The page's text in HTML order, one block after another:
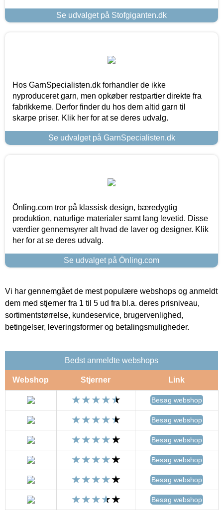
Se udvalget på Stofgiganten.dk
Hos GarnSpecialisten.dk forhandler de ikke
nyproduceret garn, men opkøber restpartier direkte fra
fabrikkerne. Derfor finder du hos dem altid garn til
skarpe priser. Klik her for at se deres udvalg.
Se udvalget på GarnSpecialisten.dk
Önling.com tror på klassisk design, bæredygtig
produktion, naturlige materialer samt lang levetid. Disse
værdier gennemsyrer alt hvad de laver og designer. Klik
her for at se deres udvalg.
Se udvalget på Önling.com
Vi har gennemgået de mest populære webshops og anmeldt
dem med stjerner fra 1 til 5 ud fra bl.a. deres prisniveau,
sortimentstørrelse, kundeservice, brugervenlighed,
betingelser, leveringsformer og betalingsmuligheder.
Bedst anmeldte webshops
Webshop Stjerner Link
Besøg webshop
Besøg webshop
Besøg webshop
Besøg webshop
Besøg webshop
Besøg webshop